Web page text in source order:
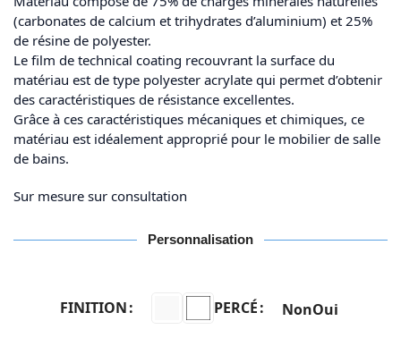
(carbonates de calcium et trihydrates d’aluminium) et 25%
de résine de polyester.
Le film de technical coating recouvrant la surface du
matériau est de type polyester acrylate qui permet d’obtenir
des caractéristiques de résistance excellentes.
Grâce à ces caractéristiques mécaniques et chimiques, ce
matériau est idéalement approprié pour le mobilier de salle
de bains.
Sur mesure sur consultation
Personnalisation
FINITION PERCÉ NonOui